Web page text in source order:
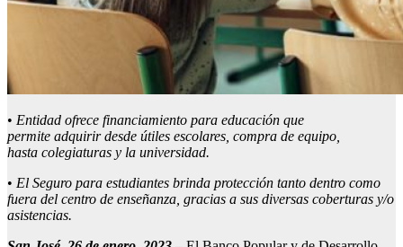
• Entidad ofrece financiamiento para educación que
permite adquirir desde útiles escolares, compra de equipo,
hasta colegiaturas y la universidad.
• El Seguro para estudiantes brinda protección tanto dentro como
fuera del centro de enseñanza, gracias a sus diversas coberturas y/o
asistencias.